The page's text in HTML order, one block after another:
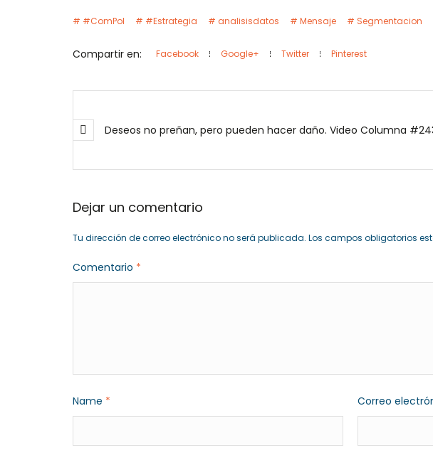
#ComPol #Estrategia analisisdatos Mensaje Segmentacion
Compartir en: Facebook Google+ Twitter Pinterest
Deseos no preñan, pero pueden hacer daño. Video Columna
Dejar un comentario
Tu dirección de correo electrónico no será publicada. Los campos obligatorios
Comentario *
Name * Correo